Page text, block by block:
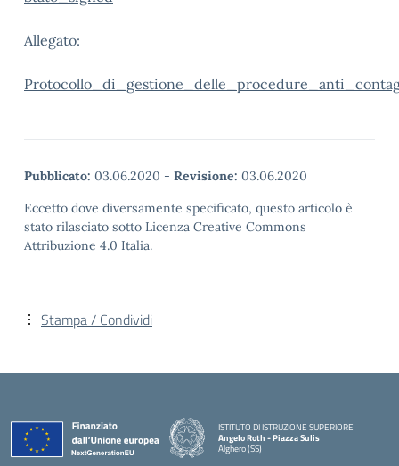
Allegato:
Pubblicato: 03.06.2020 - Revisione: 03.06.2020
Eccetto dove diversamente specificato, questo articolo è
stato rilasciato sotto Licenza Creative Commons
Attribuzione 4.0 Italia.
Stampa / Condividi
ISTITUTO DI ISTRUZIONE SUPERIORE
Angelo Roth - Piazza Sulis
Alghero (SS)
— Visita la pagina iniziale della scuola